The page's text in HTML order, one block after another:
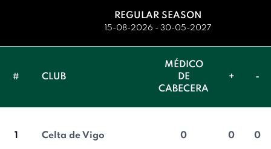
REGULAR SEASON
15-08-2026 - 30-05-2027
# CLUB
MÉDICO
DE
CABECERA
+ -
1 Celta de Vigo 0 0 0